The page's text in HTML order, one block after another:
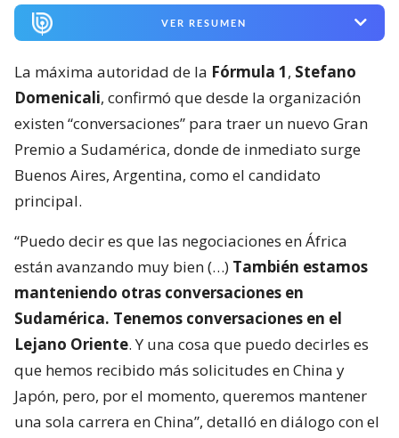
VER RESUMEN
La máxima autoridad de la Fórmula 1, Stefano
Domenicali, confirmó que desde la organización
existen “conversaciones” para traer un nuevo Gran
Premio a Sudamérica, donde de inmediato surge
Buenos Aires, Argentina, como el candidato
principal.
“Puedo decir es que las negociaciones en África
están avanzando muy bien (…) También estamos
manteniendo otras conversaciones en
Sudamérica. Tenemos conversaciones en el
Lejano Oriente. Y una cosa que puedo decirles es
que hemos recibido más solicitudes en China y
Japón, pero, por el momento, queremos mantener
una sola carrera en China”, detalló en diálogo con el